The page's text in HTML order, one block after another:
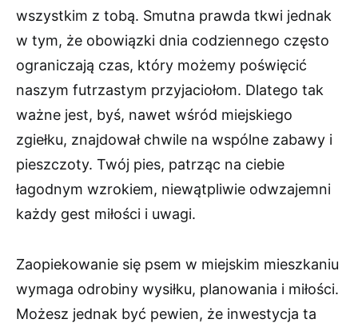
wszystkim z tobą. Smutna prawda tkwi jednak
w tym, że obowiązki dnia codziennego często
ograniczają czas, który możemy poświęcić
naszym futrzastym przyjaciołom. Dlatego tak
ważne jest, byś, nawet wśród miejskiego
zgiełku, znajdował chwile na wspólne zabawy i
pieszczoty. Twój pies, patrząc na ciebie
łagodnym wzrokiem, niewątpliwie odwzajemni
każdy gest miłości i uwagi.
Zaopiekowanie się psem w miejskim mieszkaniu
wymaga odrobiny wysiłku, planowania i miłości.
Możesz jednak być pewien, że inwestycja ta